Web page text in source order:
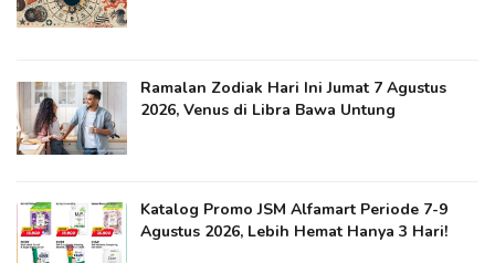
Ramalan Zodiak Hari Ini Jumat 7 Agustus
2026, Venus di Libra Bawa Untung
Katalog Promo JSM Alfamart Periode 7-9
Agustus 2026, Lebih Hemat Hanya 3 Hari!